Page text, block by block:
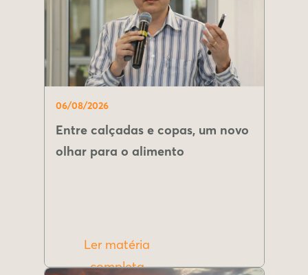
06/08/2026
Entre calçadas e copas, um novo
olhar para o alimento
Ler matéria
completa